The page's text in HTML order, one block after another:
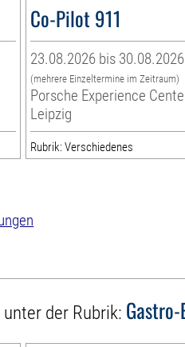
Co-Pilot 911
23.08.2026 bis 30.08.2026
(mehrere Einzeltermine im Zeitraum)
Porsche Experience
Leipzig
Rubrik: Verschiedenes
der Rubrik: